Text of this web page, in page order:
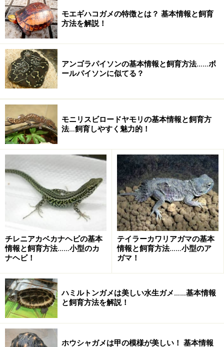
ここからは、私自身がイグアナの飼育をしたことがない
ので、あくまでも飼育されている方の主観に基づくもの
ではありますが、そもそも楽しみなんて「主観」なんで
すから、いいでしょう。
イグアナ飼育の魅力1：キレイ
なんと言ってもグリーンイグアナというくらいですか
ら、鮮やかな緑色の体色は魅力です。
CMに登場していた個体も、非常にキレイなグリーンでし
たし、もしもあれが褐色だったりしていたら「飼いた
い！」って思う方は少ないんだと思います。
また、最近では色彩変異として
モエギハコガメの特徴とは？ 基本情報と飼育
方法を解説！
アンゴラパイソンの基本情報と飼育方法……ボ
ールパイソンに似てる？
モニリスビロードヤモリの基本情報と飼育方
法…飼育しやすく魅力的！
チレニアカベカナヘビの基本
情報と飼育方法……小型のカ
ナヘビ！
テイラーカワリアガマの基本
情報と飼育方法……小型のア
ガマ！
ハミルトンガメは美しい水生ガメ……基本情報
と飼育方法を解説！
ホウシャガメは甲の模様が美しい！ 基本情報